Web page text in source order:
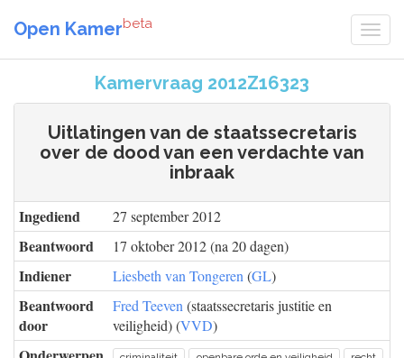
Open Kamerbeta
Kamervraag 2012Z16323
Uitlatingen van de staatssecretaris
over de dood van een verdachte van
inbraak
Ingediend 27 september 2012
Beantwoord 17 oktober 2012 (na 20 dagen)
Indiener Liesbeth van Tongeren (GL)
Beantwoord
door
Fred Teeven (staatssecretaris justitie en
veiligheid) (VVD)